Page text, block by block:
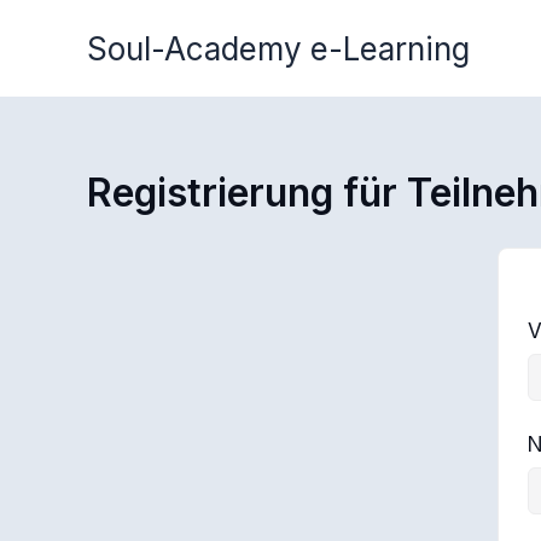
Soul-Academy e-Learning
Registrierung für